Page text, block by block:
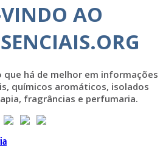
AO
que há de melhor em informações
químicos aromáticos, isolados
fragrâncias e perfumaria.